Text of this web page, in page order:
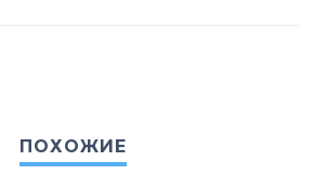
ПОХОЖИЕ